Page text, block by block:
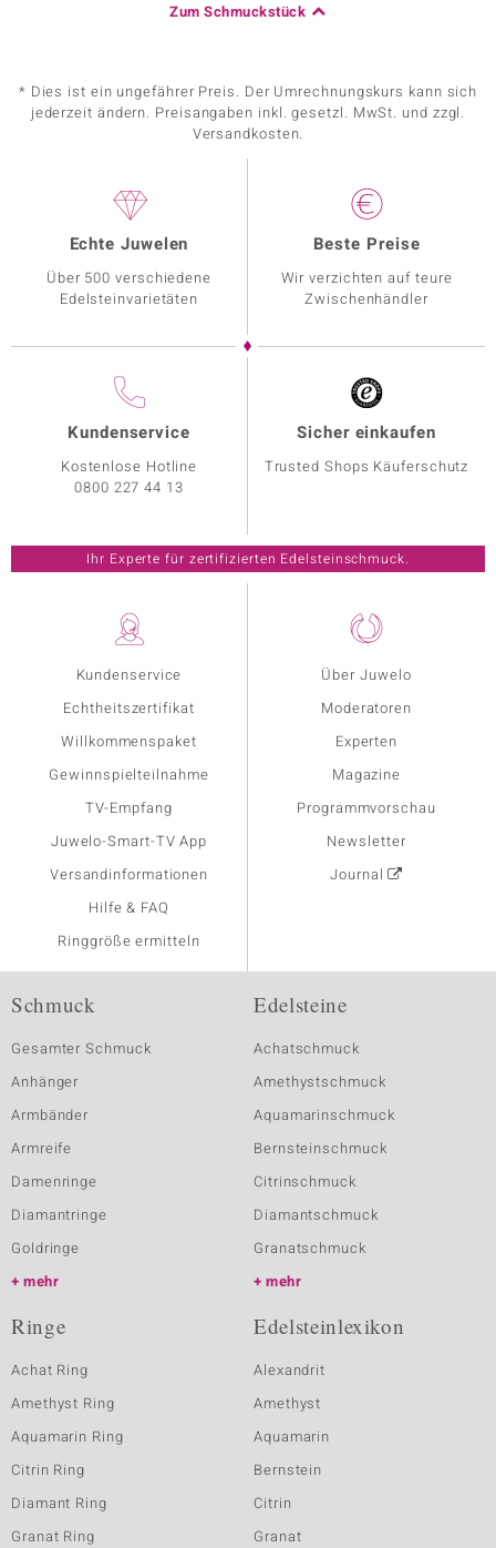
Zum Schmuckstück
* Dies ist ein ungefährer Preis. Der Umrechnungskurs kann sich
jederzeit ändern. Preisangaben inkl. gesetzl. MwSt. und zzgl.
Versandkosten.
Kundenservice
Echtheitszertifikat
Willkommenspaket
Gewinnspielteilnahme
TV-Empfang
Juwelo-Smart-TV App
Versandinformationen
Hilfe & FAQ
Ringgröße ermitteln
Über Juwelo
Moderatoren
Experten
Magazine
Programmvorschau
Newsletter
Journal
Echte Juwelen
Über 500 verschiedene
Edelsteinvarietäten
Beste Preise
Wir verzichten auf teure
Zwischenhändler
Kundenservice
Kostenlose Hotline
0800 227 44 13
Sicher einkaufen
Trusted Shops Käuferschutz
Ihr Experte für zertifizierten Edelsteinschmuck.
Schmuck
Gesamter Schmuck
Anhänger
Armbänder
Armreife
Damenringe
Diamantringe
Goldringe
mehr
Edelsteine
Achatschmuck
Amethystschmuck
Aquamarinschmuck
Bernsteinschmuck
Citrinschmuck
Diamantschmuck
Granatschmuck
mehr
Ringe
Achat Ring
Amethyst Ring
Aquamarin Ring
Citrin Ring
Diamant Ring
Granat Ring
Edelsteinlexikon
Alexandrit
Amethyst
Aquamarin
Bernstein
Citrin
Granat